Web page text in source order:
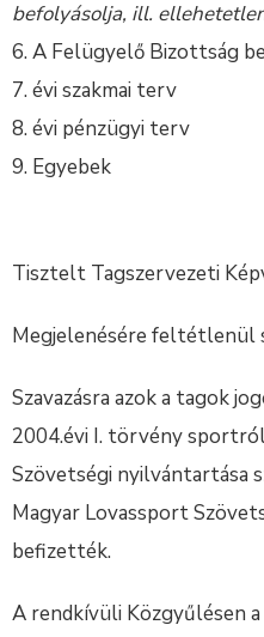
befolyásolja, ill.
A Felügyelő Bizottság
évi szakmai terv
évi pénzügyi terv
Egyebek
Tisztelt Tagszervezeti
Megjelenésére feltétlenül
Szavazásra azok a tagok
2004.évi I. törvény
Szövetségi nyilvántartása
Magyar Lovassport
befizették.
A rendkívüli Közgyűlésen